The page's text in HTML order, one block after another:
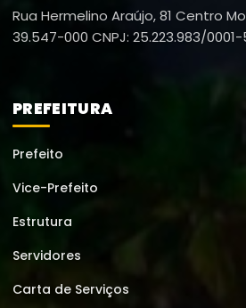
Rua Hermelino Araújo, 81 Centro
39.547-000 CNPJ: 25.223.983/
PREFEITURA
Prefeito
Vice-Prefeito
Estrutura
Servidores
Carta de Serviços